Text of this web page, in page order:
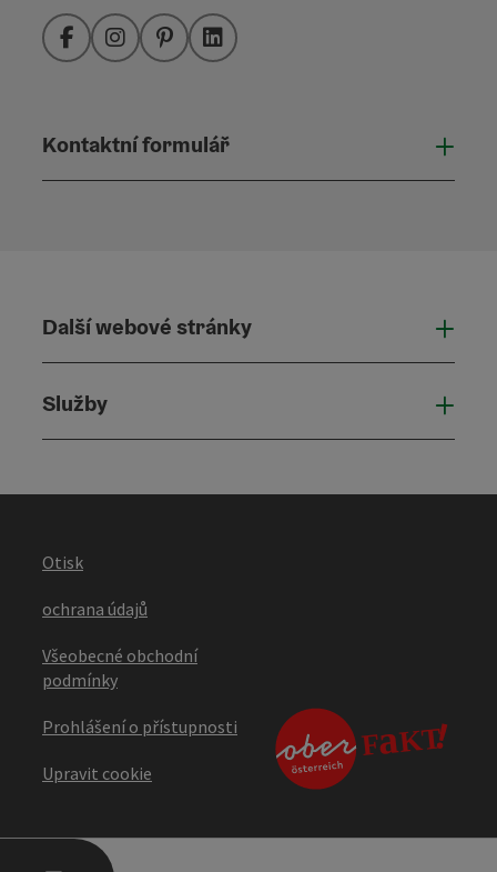
FacebookInstagramPinterestLinkedIn
Kontaktní formulář
Další webové stránky
Služby
Otisk
ochrana údajů
Všeobecné obchodní
podmínky
Prohlášení o přístupnosti
Upravit cookie